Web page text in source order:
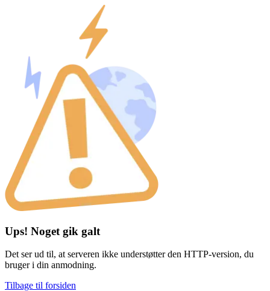
Ups! Noget gik galt
Det ser ud til, at serveren ikke understøtter den HTTP-version, du
bruger i din anmodning.
Tilbage til forsiden